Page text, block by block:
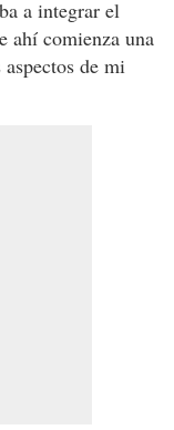
a integrar el
ahí comienza una
de mi